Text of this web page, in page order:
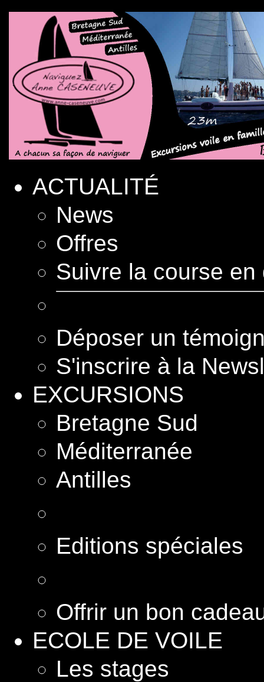
ACTUALITÉ
News
Offres
Suivre la course en
Déposer un
S'inscrire à la
EXCURSIONS
Bretagne Sud
Méditerranée
Antilles
Editions spéciales
Offrir un bon
ECOLE DE VOILE
Les stages